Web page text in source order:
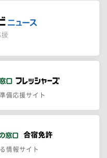
備応援サイト
情報サイト